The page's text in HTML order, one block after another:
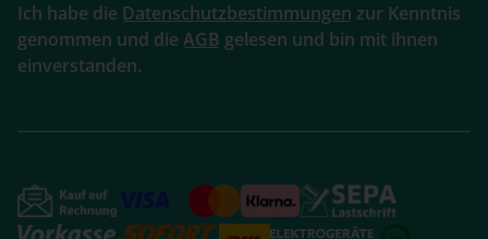
Ich habe die Datenschutzbestimmungen zur Kenntnis
genommen und die AGB gelesen und bin mit ihnen
einverstanden.